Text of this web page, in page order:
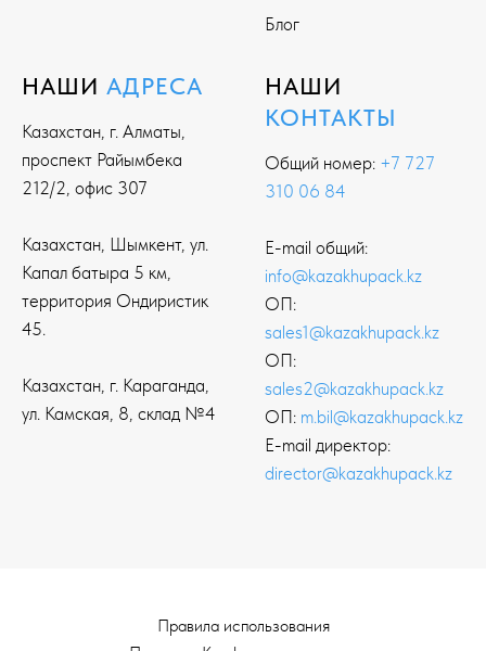
Блог
НАШИ АДРЕСА
Казахстан, г. Алматы,
проспект Райымбека
212/2, офис 307
Казахстан, Шымкент, ул.
Капал батыра 5 км,
территория Ондиристик
45.
Казахстан, г. Караганда,
ул. Камская, 8, склад №4
НАШИ
КОНТАКТЫ
Общий номер: +7 727
310 06 84
E-mail общий:
info@kazakhupack.kz
ОП:
sales1@kazakhupack.kz
ОП:
sales2@kazakhupack.kz
ОП: m.bil@kazakhupack.kz
E-mail директор:
director@kazakhupack.kz
Правила использования